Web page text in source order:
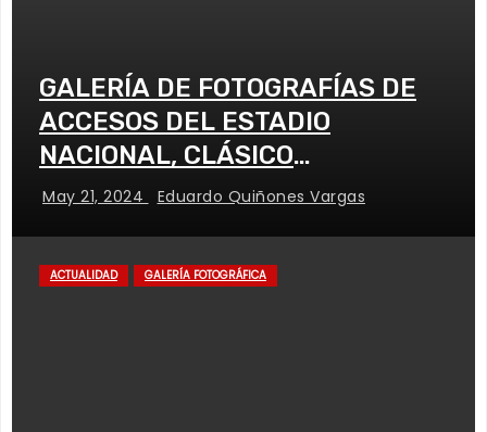
GALERÍA DE FOTOGRAFÍAS DE
ACCESOS DEL ESTADIO
NACIONAL, CLÁSICO
UNIVERSITARIO
May 21, 2024 Eduardo Quiñones Vargas
ACTUALIDAD GALERÍA FOTOGRÁFICA